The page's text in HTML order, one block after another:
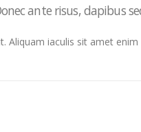
ante risus, dapibus
Aliquam iaculis sit amet